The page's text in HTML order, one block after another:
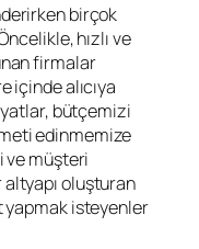
birçok
hızlı ve
firmalar
içinde alıcıya
bütçemizi
edinmemize
ve müşteri
altyapı oluşturan
yapmak isteyenler